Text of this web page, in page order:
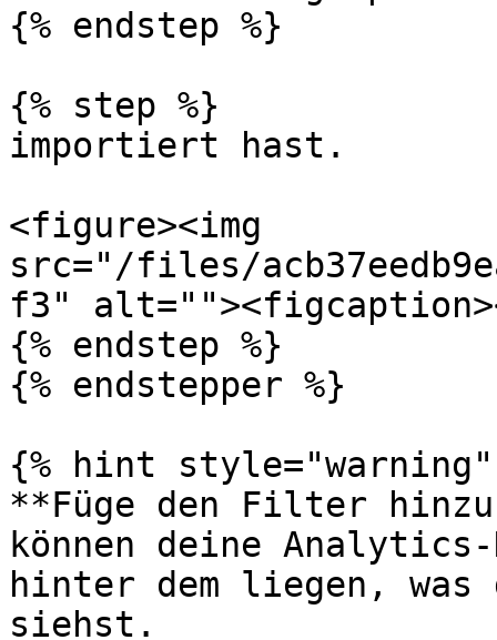
{% endstep %}
{% step %}
importiert hast.
<figure><img
src="/files/
f3"
{% endstep %}
{% endstepper %}
{% hint style="warning"
**Füge den Filter
können deine
hinter dem liegen,
siehst.